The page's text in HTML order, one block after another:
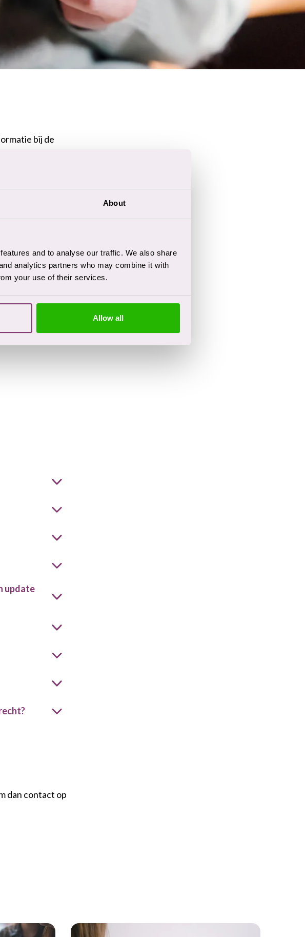
About
and to analyse our traffic. We also share
analytics partners who may combine it with
your use of their services.
Allow all
bij de
kan een
door middel
De
in informatie
update
dan contact op